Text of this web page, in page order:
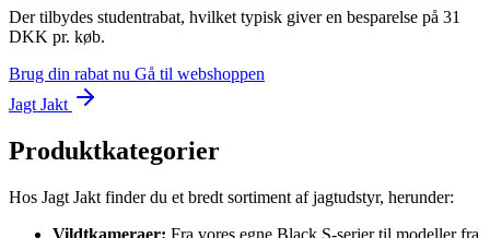
Der tilbydes studentrabat, hvilket typisk giver en besparelse på 31
DKK pr. køb.
Brug din rabat nu Gå til webshoppen
Jagt Jakt
Produktkategorier
Hos Jagt Jakt finder du et bredt sortiment af jagtudstyr, herunder:
Vildtkameraer: Fra vores egne Black S-serier til modeller fra